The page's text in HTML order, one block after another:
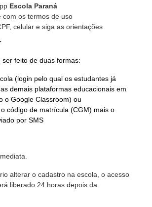
Escola Paraná
com os termos de uso
celular e siga as orientações
ser feito de duas formas:
(login pelo qual os estudantes já
demais plataformas educacionais em
o Google Classroom) ou
código de matrícula (CGM) mais o
por SMS
alterar o cadastro na escola, o acesso
liberado 24 horas depois da